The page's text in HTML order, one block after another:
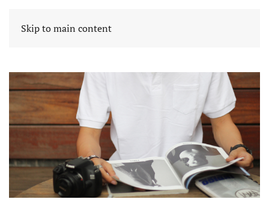
Skip to main content